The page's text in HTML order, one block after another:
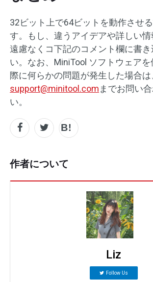
32ビット上で64ビットを動作させ
す。もし、違うアイデアや詳しい情
遠慮なくコ下記のコメント欄に書き
い。なお、MiniTool ソフトウェア
際に何らかの問題が発生した場合は
support@minitool.com までお問い
い。
作者について
Liz
Follow Us